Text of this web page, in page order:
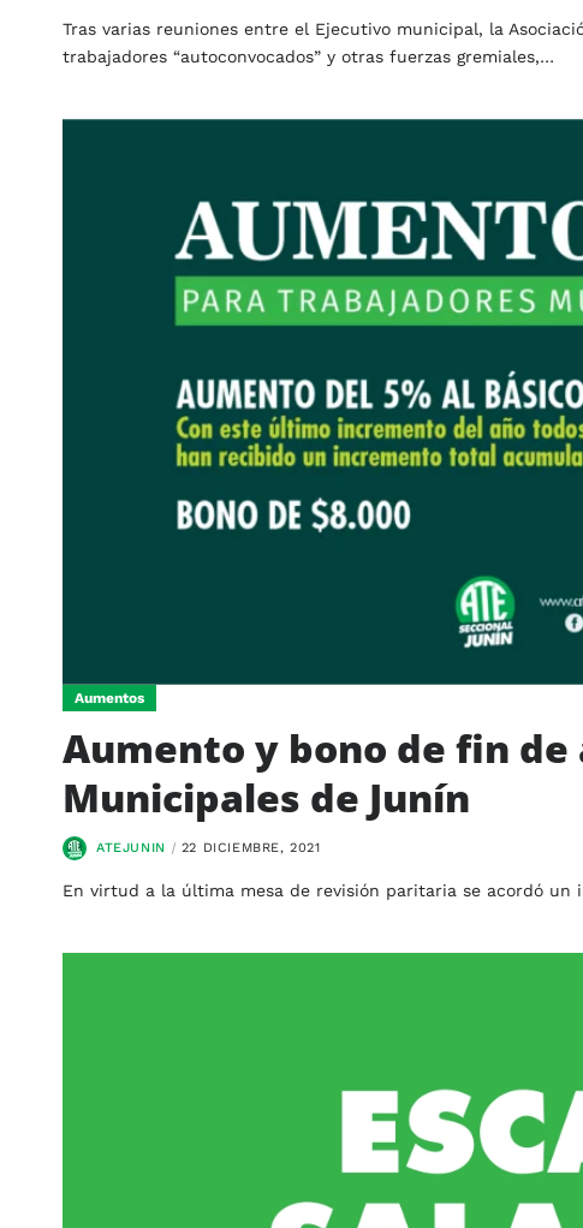
Tras varias reuniones entre el Ejecutivo municipal, la
trabajadores “autoconvocados” y otras fuerzas gremiales,…
Aumentos
Aumento y bono de fin
Municipales de Junín
ATEJUNIN 22 DICIEMBRE, 2021
En virtud a la última mesa de revisión paritaria se acordó